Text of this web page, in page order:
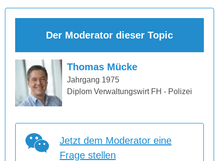
Der Moderator dieser Topic
Thomas Mücke
Jahrgang 1975
Diplom Verwaltungswirt FH - Polizei
Jetzt dem Moderator eine
Frage stellen